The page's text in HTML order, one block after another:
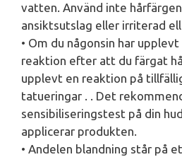
vatten. Använd inte
ansiktsutslag eller irriterad
• Om du någonsin har
reaktion efter att du färgat
upplevt en reaktion på
tatueringar . . Det
sensibiliseringstest på din
applicerar produkten.
• Andelen blandning står på